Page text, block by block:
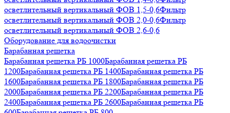
осветлительный вертикальный ФОВ 1,5-0,6Фильтр
осветлительный вертикальный ФОВ 2,0-0,6Фильтр
осветлительный вертикальный ФОВ 2,6-0,6
Оборудование для водоочистки
Барабанная решетка
Барабанная решетка РБ 1000Барабанная решетка РБ
1200Барабанная решетка РБ 1400Барабанная решетка РБ
1600Барабанная решетка РБ 1800Барабанная решетка РБ
2000Барабанная решетка РБ 2200Барабанная решетка РБ
2400Барабанная решетка РБ 2600Барабанная решетка РБ